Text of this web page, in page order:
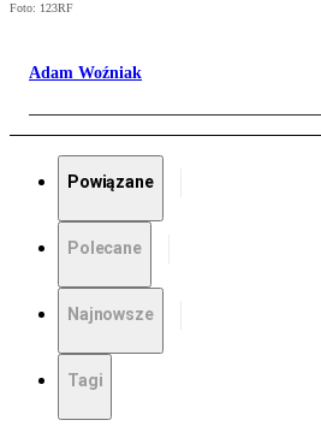
Foto: 123RF
Adam Woźniak
Powiązane
Polecane
Najnowsze
Tagi